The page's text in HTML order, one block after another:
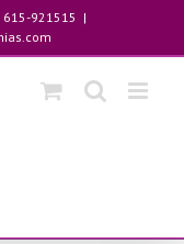
921515 |